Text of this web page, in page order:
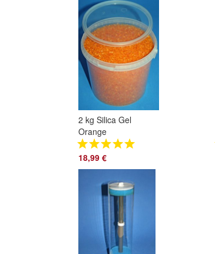
2 kg Silica Gel
Orange
regenerierbar,
Trockenmittel mit
Indikator, Silikagel
18,99 €